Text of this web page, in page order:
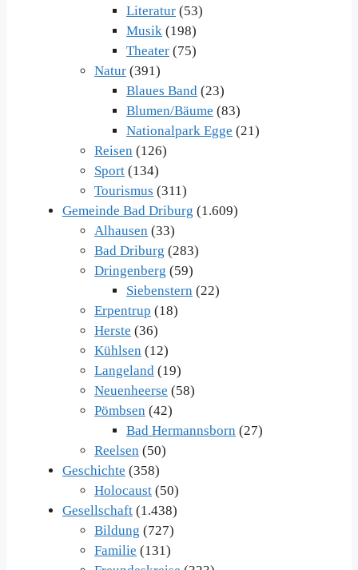
Literatur (53)
Musik (198)
Theater (75)
Natur (391)
Blaues Band (23)
Blumen/Bäume (83)
Nationalpark Egge (21)
Reisen (126)
Sport (134)
Tourismus (311)
Gemeinde Bad Driburg (1.609)
Alhausen (33)
Bad Driburg (283)
Dringenberg (59)
Siebenstern (22)
Erpentrup (18)
Herste (36)
Kühlsen (12)
Langeland (19)
Neuenheerse (58)
Pömbsen (42)
Bad Hermannsborn (27)
Reelsen (50)
Geschichte (358)
Holocaust (50)
Gesellschaft (1.438)
Bildung (727)
Familie (131)